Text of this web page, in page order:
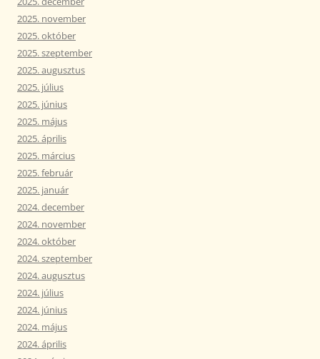
2025. november
2025. október
2025. szeptember
2025. augusztus
2025. július
2025. június
2025. május
2025. április
2025. március
2025. február
2025. január
2024. december
2024. november
2024. október
2024. szeptember
2024. augusztus
2024. július
2024. június
2024. május
2024. április